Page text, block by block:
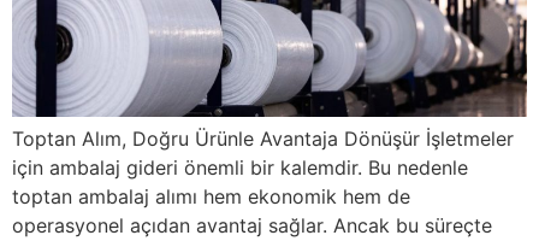
Toptan Alım, Doğru Ürünle Avantaja Dönüşür İşletmeler
için ambalaj gideri önemli bir kalemdir. Bu nedenle
toptan ambalaj alımı hem ekonomik hem de
operasyonel açıdan avantaj sağlar. Ancak bu süreçte